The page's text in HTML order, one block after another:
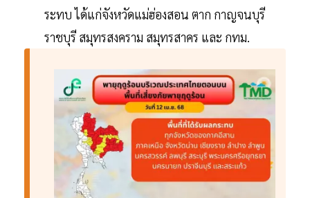
ระทบ ได้แก่จังหวัดแม่ฮ่องสอน ตาก กาญจนบุรี
ราชบุรี สมุทรสงคราม สมุทรสาคร และ กทม.